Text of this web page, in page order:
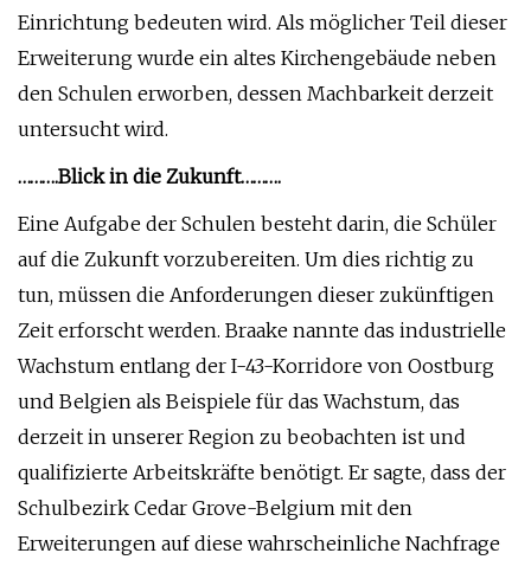
Einrichtung bedeuten wird. Als möglicher Teil dieser
Erweiterung wurde ein altes Kirchengebäude neben
den Schulen erworben, dessen Machbarkeit derzeit
untersucht wird.
……….Blick in die Zukunft……….
Eine Aufgabe der Schulen besteht darin, die Schüler
auf die Zukunft vorzubereiten. Um dies richtig zu
tun, müssen die Anforderungen dieser zukünftigen
Zeit erforscht werden. Braake nannte das industrielle
Wachstum entlang der I-43-Korridore von Oostburg
und Belgien als Beispiele für das Wachstum, das
derzeit in unserer Region zu beobachten ist und
qualifizierte Arbeitskräfte benötigt. Er sagte, dass der
Schulbezirk Cedar Grove-Belgium mit den
Erweiterungen auf diese wahrscheinliche Nachfrage